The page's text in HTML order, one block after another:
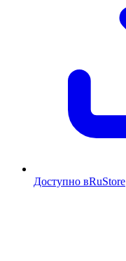
Доступно вRuStore